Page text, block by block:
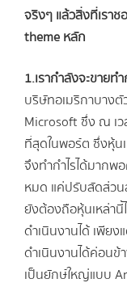
จริงๆ แล้วสิ่งที่เรา
themeหลัก
1.เรากำลังจะขาย
บริษัทอเมริกาบาง
Microsoft ซึ่ง ณ เ
ที่สุดในพอร์ต ซึ่งหุ้น
จึงทำกำไรได้มากพ
หมด แค่ปรับสัดส่วน
ยังต้องถือหุ้นเหล่านี้
ดำเนินงานได้ เพีย
ดำเนินงานได้ค่อนข้
เป็นยักษ์ใหญ่แบบ